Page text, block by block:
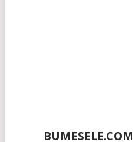
BUMESELE.COM